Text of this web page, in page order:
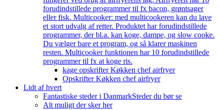
forudindstillede programmer til fx bacon, grøntsager
eller fisk. Multicooker: med multicookeren kan du lave
et stort udvalg af retter. Produktet har forudindstillede
programmer, der bl.a. kan koge, dampe, og slow cooke.
Du vælger bare et program, og så klarer maskinen
resten. Multicooker funktionen har 10 forudindstillede
programmer til fx at koge ris.
kage opskrifter Køkken chef airfryer
Opskrifter Køkken chef airfryer
Lidt af hvert
Fantastiske steder i DanmarkSteder du bør se
Alt muligt der sker her